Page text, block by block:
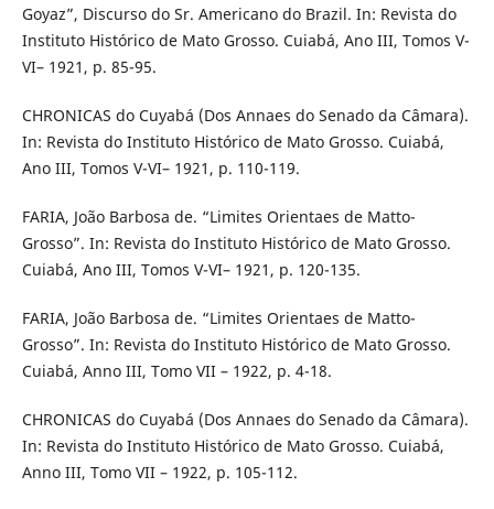
Goyaz”, Discurso do Sr. Americano do Brazil. In: Revista do
Instituto Histórico de Mato Grosso. Cuiabá, Ano III, Tomos V-
VI– 1921, p. 85-95.
CHRONICAS do Cuyabá (Dos Annaes do Senado da Câmara).
In: Revista do Instituto Histórico de Mato Grosso. Cuiabá,
Ano III, Tomos V-VI– 1921, p. 110-119.
FARIA, João Barbosa de. “Limites Orientaes de Matto-
Grosso”. In: Revista do Instituto Histórico de Mato Grosso.
Cuiabá, Ano III, Tomos V-VI– 1921, p. 120-135.
FARIA, João Barbosa de. “Limites Orientaes de Matto-
Grosso”. In: Revista do Instituto Histórico de Mato Grosso.
Cuiabá, Anno III, Tomo VII – 1922, p. 4-18.
CHRONICAS do Cuyabá (Dos Annaes do Senado da Câmara).
In: Revista do Instituto Histórico de Mato Grosso. Cuiabá,
Anno III, Tomo VII – 1922, p. 105-112.